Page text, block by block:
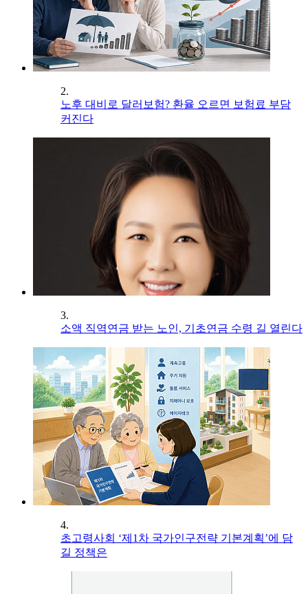
2.
노후 대비로 달러보험? 환율 오르면 보험료 부담
커진다
3.
소액 직역연금 받는 노인, 기초연금 수령 길 열린다
4.
초고령사회 ‘제1차 국가인구전략 기본계획’에 담
길 정책은